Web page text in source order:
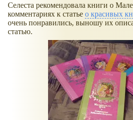
Селеста рекомендовала книги о
комментариях к статье о красивых
очень понравились, выношу их
статью.